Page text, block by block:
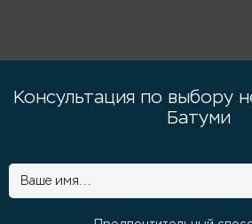
Консультация по выбору
Батуми